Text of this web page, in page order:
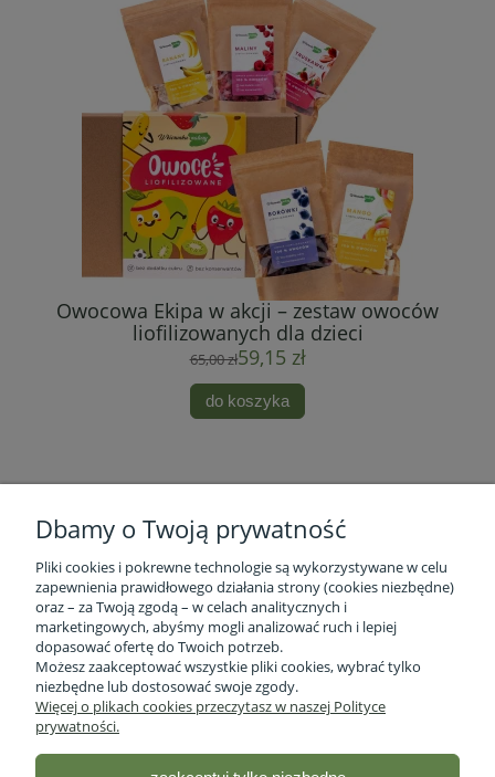
Owocowa Ekipa w akcji – zestaw owoców
liofilizowanych dla dzieci
65,00 zł59,15 zł
do koszyka
Informacje o firmie
Obsługa klienta
Dbamy o Twoją prywatność
Pliki cookies i pokrewne technologie są wykorzystywane w celu
zapewnienia prawidłowego działania strony (cookies niezbędne)
oraz – za Twoją zgodą – w celach analitycznych i
marketingowych, abyśmy mogli analizować ruch i lepiej
dopasować ofertę do Twoich potrzeb.
Możesz zaakceptować wszystkie pliki cookies, wybrać tylko
niezbędne lub dostosować swoje zgody.
Więcej o plikach cookies przeczytasz w naszej Polityce
prywatności.